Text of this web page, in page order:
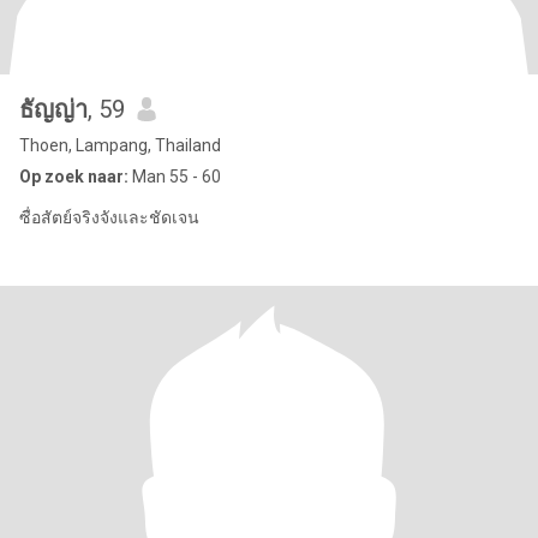
ธัญญ่า, 59
Thoen, Lampang, Thailand
Op zoek naar: Man 55 - 60
ซื่อสัตย์จริงจังและชัดเจน